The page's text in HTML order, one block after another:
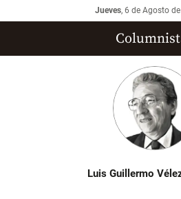
Jueves, 6 de Agosto
Luis Guillermo